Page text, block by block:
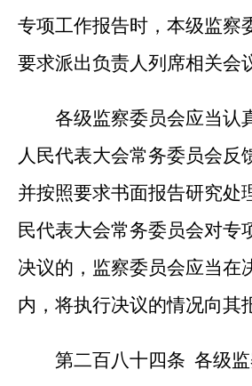
专项工作报告时，本级监察
要求派出负责人列席相关会
各级监察委员会应当认
人民代表大会常务委员会反
并按照要求书面报告研究处
民代表大会常务委员会对专
决议的，监察委员会应当在
内，将执行决议的情况向其
第二百八十四条 各级监